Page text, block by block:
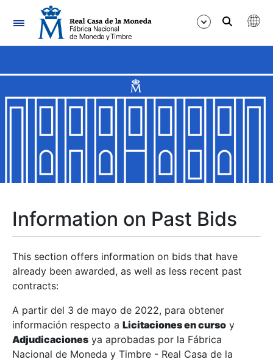
Navigation
Show/Hide
Show/Hide
Show/Hide
Show/Hide
Show/Hide
Information on Past Bids
This section offers information on bids that have
already been awarded, as well as less recent past
contracts:
A partir del 3 de mayo de 2022, para obtener
información respecto a Licitaciones en curso y
Adjudicaciones ya aprobadas por la Fábrica
Nacional de Moneda y Timbre - Real Casa de la